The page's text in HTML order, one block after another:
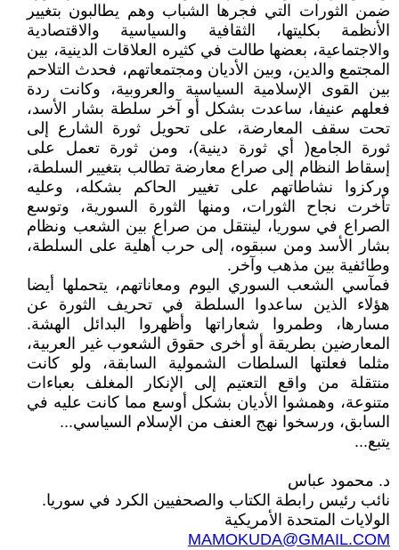
ضمن الثورات التي فجرها الشباب وهم يطالبون بتغيير
الأنظمة بكليتها، الثقافية والسياسية والاقتصادية
والاجتماعية، بعضها طالت في كثيره العلاقات الدينية، بين
المجتمع والدين، وبين الأديان ومجتمعاتهم، فحدث التلاحم
بين القوى الإسلامية السياسية والعروبية، وكانت ردة
فعلهم عنيفا، ساعدت بشكل أو آخر سلطة بشار الأسد،
تحت سقف المعارضة، على تحويل ثورة الشارع إلى
ثورة الجامع( أي ثورة دينية)، ومن ثورة تعمل على
إسقاط النظام إلى صراع معارضة تطالب بتغيير السلطة،
وركزوا نشاطاتهم على تغيير الحاكم بشكله، وعليه
تأخرت نجاح الثورات، ومنها الثورة السورية، وتوسع
الصراع في سوريا، لينتقل من صراع بين الشعب ونظام
بشار الأسد ومن سبقوه، إلى حرب أهلية على السلطة،
وطائفية بين مذهب وآخر.
فمآسي الشعب السوري اليوم ومعاناتهم، يتحملها أيضا
هؤلاء الذين ساعدوا السلطة في تحريف الثورة عن
مسارها، وطمروا شعاراتها وأظهروا البدائل الهشة.
المعارضين بطريقة أو أخرى حقوق الشعوب غير العربية،
مثلما فعلتها السلطات الشمولية السابقة، ولو كانت
منتقلة من واقع التعتيم إلى الإنكار المغلف بعباءات
متنوعة، وهمشوا الأديان بشكل أوسع مما كانت عليه في
السابق، ورسخوا نهج العنف من الإسلام السياسي...
يتبع...
د. محمود عباس
نائب رئيس رابطة الكتاب والصحفيين الكرد في سوريا.
الولايات المتحدة الأمريكية
MAMOKUDA@GMAIL.COM